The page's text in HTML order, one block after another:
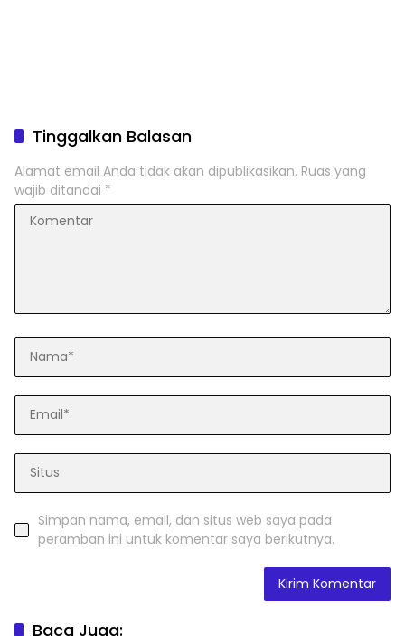
Tinggalkan Balasan
Alamat email Anda tidak akan dipublikasikan. Ruas yang
wajib ditandai *
Simpan nama, email, dan situs web saya pada
peramban ini untuk komentar saya berikutnya.
Baca Juga: